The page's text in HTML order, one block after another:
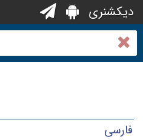
دیکشنری
فارسی